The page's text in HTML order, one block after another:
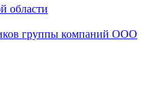
области
группы компаний ООО